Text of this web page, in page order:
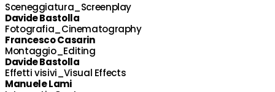
Sceneggiatura_Screenplay
Davide Bastolla
Fotografia_Cinematography
Francesco Casarin
Montaggio_Editing
Davide Bastolla
Effetti visivi_Visual Effects
Manuele Lami